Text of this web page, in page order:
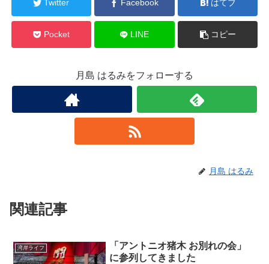
Twitter Facebook はてブ
Pocket LINE コピー
月島 はるみをフォローする
月島 はるみ
関連記事
湾岸ライフ
「アントニオ猪木 お別れの会」
に参列してきました